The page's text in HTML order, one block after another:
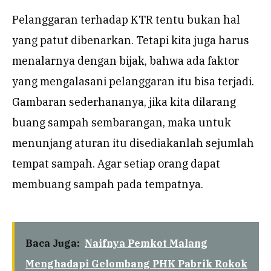
Pelanggaran terhadap KTR tentu bukan hal
yang patut dibenarkan. Tetapi kita juga harus
menalarnya dengan bijak, bahwa ada faktor
yang mengalasani pelanggaran itu bisa terjadi.
Gambaran sederhananya, jika kita dilarang
buang sampah sembarangan, maka untuk
menunjang aturan itu disediakanlah sejumlah
tempat sampah. Agar setiap orang dapat
membuang sampah pada tempatnya.
Baca Juga: Naifnya Pemkot Malang
Menghadapi Gelombang PHK Pabrik Rokok